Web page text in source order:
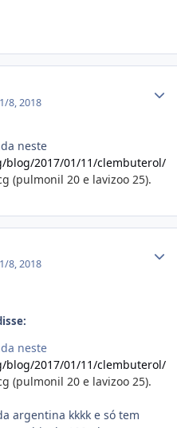
8, 2018
neste
2017/01/11/clembuterol/
(pulmonil 20 e lavizoo 25).
8, 2018
neste
2017/01/11/clembuterol/
(pulmonil 20 e lavizoo 25).
argentina kkkk e só tem